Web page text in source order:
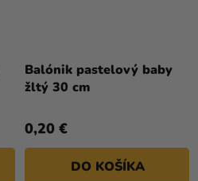
Balónik pastelový baby
žltý 30 cm
0,20 €
DO KOŠÍKA